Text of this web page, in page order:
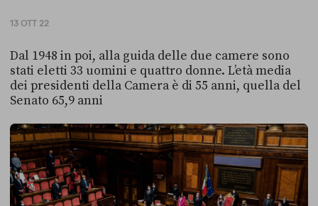
13 OTT 22
Dal 1948 in poi, alla guida delle due camere sono
stati eletti 33 uomini e quattro donne. L’età media
dei presidenti della Camera è di 55 anni, quella del
Senato 65,9 anni